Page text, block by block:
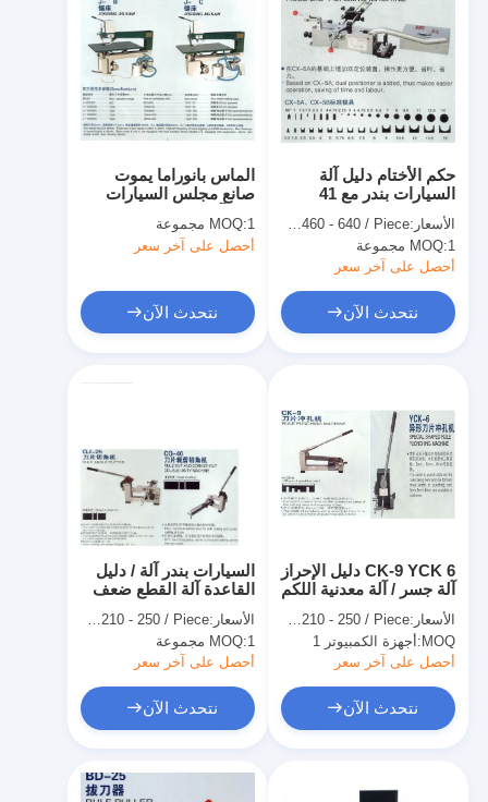
منتجات
أشرطة فيديو
معلومات عنا
مراقبة الجودة
اتصل بنا
الماس بانوراما يموت
صانع مجلس السيارات
Duest
MOQ:1 مجموعة
أحصل على آخر سعر
نتحدث الآن
حكم الأختام دليل آلة
السيارات بندر مع 41
وحدات
الأسعار:US $460 - 640 / Piece
MOQ:1 مجموعة
أحصل على آخر سعر
نتحدث الآن
السيارات بندر آلة / دليل
القاعدة آلة القطع ضعف
الجانب قص
الأسعار:US $210 - 250 / Piece
MOQ:1 مجموعة
أحصل على آخر سعر
نتحدث الآن
CK-9 YCK 6 دليل الإحراز
آلة جسر / آلة معدنية اللكم
الأسعار:US $210 - 250 / Piece
MOQ: أجهزة الكمبيوتر 1
أحصل على آخر سعر
نتحدث الآن